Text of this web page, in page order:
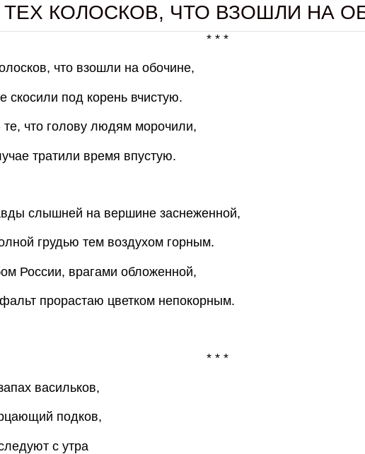
ТЕХ КОЛОСКОВ, ЧТО ВЗОШЛИ НА
* * *
что взошли на обочине,
скосили под корень вчистую.
что голову людям морочили,
тратили время впустую.
слышней на вершине заснеженной,
грудью тем воздухом горным.
России, врагами обложенной,
прорастаю цветком непокорным.
* * *
васильков,
подков,
с утра